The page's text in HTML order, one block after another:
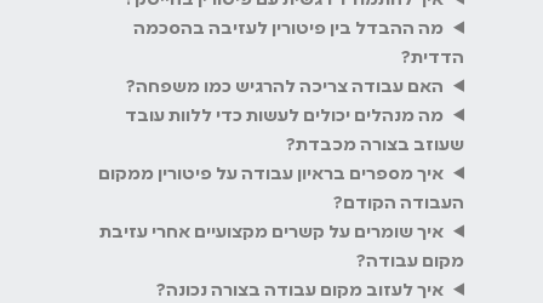
מה ההבדל בין פיטורין לעזיבה בהסכמה
הדדית?
האם עבודה צריכה להרגיש כמו משפחה?
מה מנהלים יכולים לעשות כדי ללוות עובד
שעוזב בצורה מכבדת?
איך מספרים בראיון עבודה על פיטורין ממקום
העבודה הקודם?
איך שומרים על קשרים מקצועיים אחרי עזיבת
מקום עבודה?
איך לעזוב מקום עבודה בצורה נכונה?